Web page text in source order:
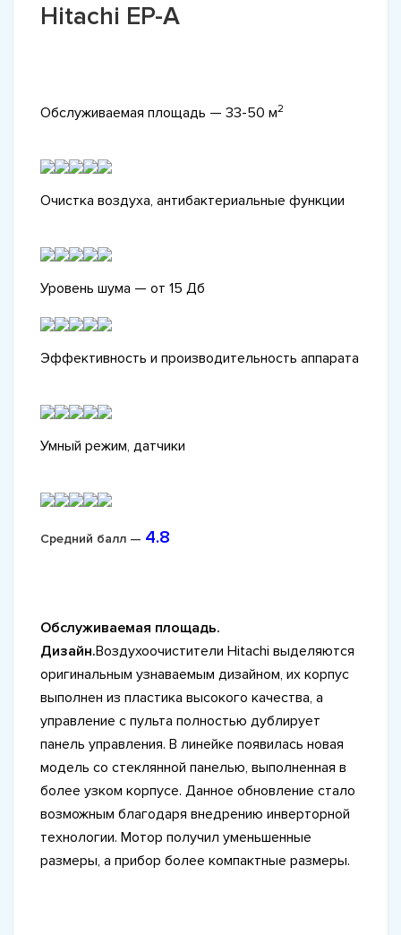
Hitachi EP-A
Обслуживаемая площадь — 33-50 м2
Очистка воздуха, антибактериальные функции
Уровень шума — от 15 Дб
Эффективность и производительность аппарата
Умный режим, датчики
Средний балл — 4.8
Обслуживаемая площадь.
Дизайн.Воздухоочистители Hitachi выделяются
оригинальным узнаваемым дизайном, их корпус
выполнен из пластика высокого качества, а
управление с пульта полностью дублирует
панель управления. В линейке появилась новая
модель со стеклянной панелью, выполненная в
более узком корпусе. Данное обновление стало
возможным благодаря внедрению инверторной
технологии. Мотор получил уменьшенные
размеры, а прибор более компактные размеры.